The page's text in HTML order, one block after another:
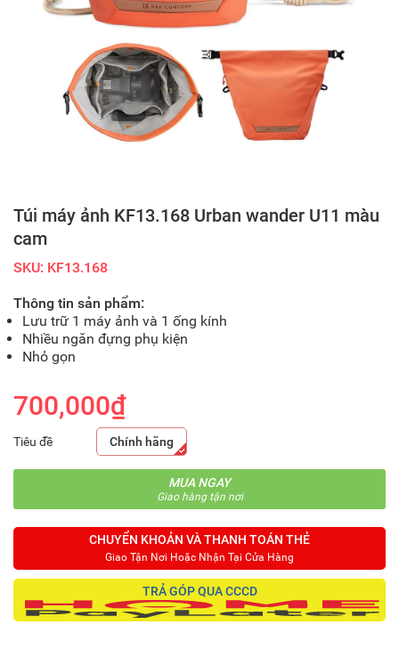
Túi máy ảnh KF13.168 Urban wander U11 màu
cam
SKU: KF13.168
Thông tin sản phẩm:
Lưu trữ 1 máy ảnh và 1 ống kính
Nhiều ngăn đựng phụ kiện
Nhỏ gọn
700,000₫
Tiêu đề Chính hãng
MUA NGAY
Giao hàng tận nơi
CHUYỂN KHOẢN VÀ THANH TOÁN THẺ
Giao Tận Nơi Hoặc Nhận Tại Cửa Hàng
TRẢ GÓP QUA CCCD